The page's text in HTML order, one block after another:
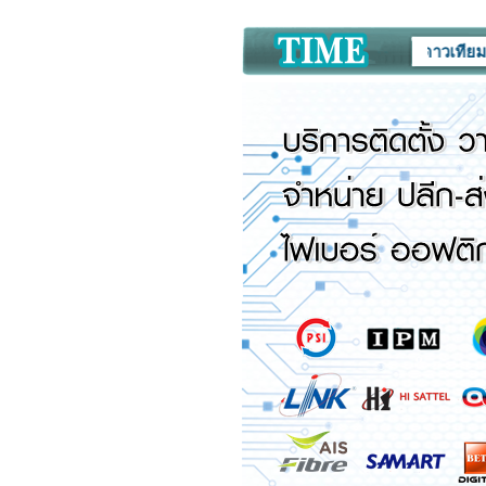
ศูนย์จำหน่าย จานดาวเทียม กล้องวงจ